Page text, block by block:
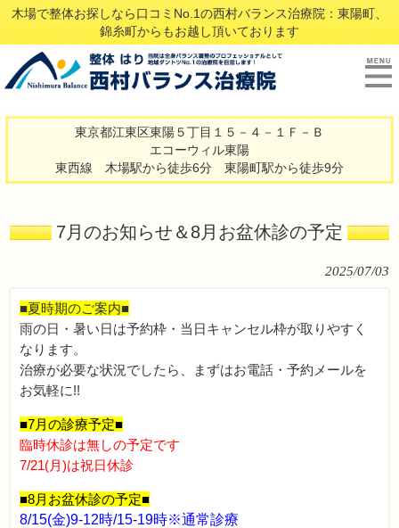
木場で整体お探しなら口コミNo.1の西村バランス治療院：東陽町、
錦糸町からもお越し頂いております
東京都江東区東陽５丁目１５－４－１Ｆ－Ｂ
エコーウィル東陽
東西線 木場駅から徒歩6分 東陽町駅から徒歩9分
7月のお知らせ＆8月お盆休診の予定
2025/07/03
■夏時期のご案内■
雨の日・暑い日は予約枠・当日キャンセル枠が取りやすく
なります。
治療が必要な状況でしたら、まずはお電話・予約メールを
お気軽に!!
■7月の診療予定■
臨時休診は無しの予定です
7/21(月)は祝日休診
■8月お盆休診の予定■
8/15(金)9-12時/15-19時※通常診療